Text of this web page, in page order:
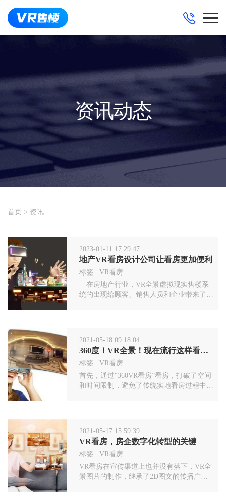
资讯动态
首页 > 资讯
2023-01-11 17:29:47
地产VR看房设计公司让看房更加便利
标签 :VR看房
在房地产行业，VR全景虚拟现实售楼系
统的出现给顾客、销售人员和企业带来了很
加便利。
2021-05-18 09:18:04
360度！VR全景！现在流行这样看房？
标签 :VR看房
首先，通过“360VR看房”看房，打破了空间
和时间限制，避免了传统实地看房过程中耗
和效率。
2021-05-17 15:59:39
VR看房，房企数字化转型的关键
标签 :VR看房
VR看房在宣传渠道上也并没有落下，VR全
景图片的制作，继承了2D图文的传播广泛